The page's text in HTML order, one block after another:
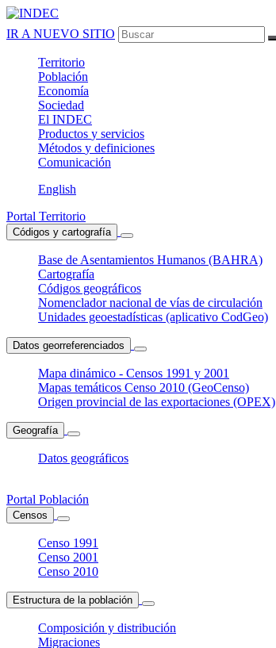
IR A NUEVO SITIO
Territorio
Población
Economía
Sociedad
El INDEC
Productos y servicios
Métodos y definiciones
Comunicación
English
Portal Territorio
Códigos y cartografía
Base de Asentamientos Humanos (BAHRA)
Cartografía
Códigos geográficos
Nomenclador nacional de vías de circulación
Unidades geoestadísticas (aplicativo CodGeo)
Datos georreferenciados
Mapa dinámico - Censos 1991 y 2001
Mapas temáticos Censo 2010 (GeoCenso)
Origen provincial de las exportaciones (OPEX)
Geografía
Datos geográficos
Portal Población
Censos
Censo 1991
Censo 2001
Censo 2010
Estructura de la población
Composición y distribución
Migraciones